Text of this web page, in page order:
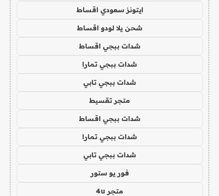
ايتونز سعودي اقساط
شحن يلا لودو اقساط
شدات ببجي اقساط
شدات ببجي تمارا
شدات ببجي تابي
متجر تقسيط
شدات ببجي اقساط
شدات ببجي تمارا
شدات ببجي تابي
فور يو ستور
متجر 4u